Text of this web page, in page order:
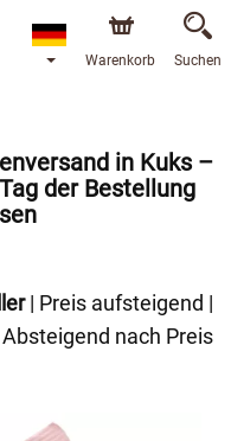
Warenkorb Suchen
in Kuks –
der Bestellung
| Preis aufsteigend |
Absteigend nach Preis